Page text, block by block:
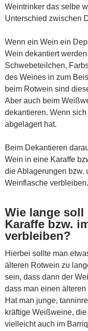
Weintrinker das selbe
Unterschied zwischen
Wenn ein Wein ein
Wein dekantiert
Schwebeteilchen,
des Weines in zum
beim Rotwein sind
Aber auch beim
dekantieren. Wenn
abgelagert hat.
Beim Dekantieren
Wein in eine Karaffe
die Ablagerungen bzw.
Weinflasche verbleiben.
Wie lange
Karaffe bzw.
verbleiben?
Hierbei sollte man
älteren Rotwein zu
sein, dass dann der
dass man einen
Hat man junge,
kräftige Weißweine,
vielleicht auch im